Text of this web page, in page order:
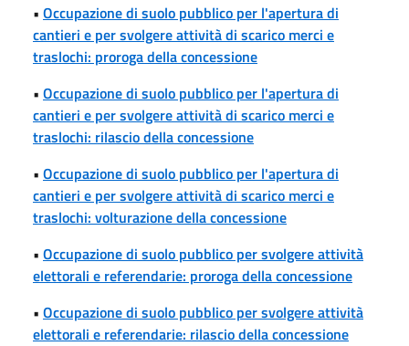
• Occupazione di suolo pubblico per l'apertura di
cantieri e per svolgere attività di scarico merci e
traslochi: proroga della concessione
• Occupazione di suolo pubblico per l'apertura di
cantieri e per svolgere attività di scarico merci e
traslochi: rilascio della concessione
• Occupazione di suolo pubblico per l'apertura di
cantieri e per svolgere attività di scarico merci e
traslochi: volturazione della concessione
• Occupazione di suolo pubblico per svolgere attività
elettorali e referendarie: proroga della concessione
• Occupazione di suolo pubblico per svolgere attività
elettorali e referendarie: rilascio della concessione